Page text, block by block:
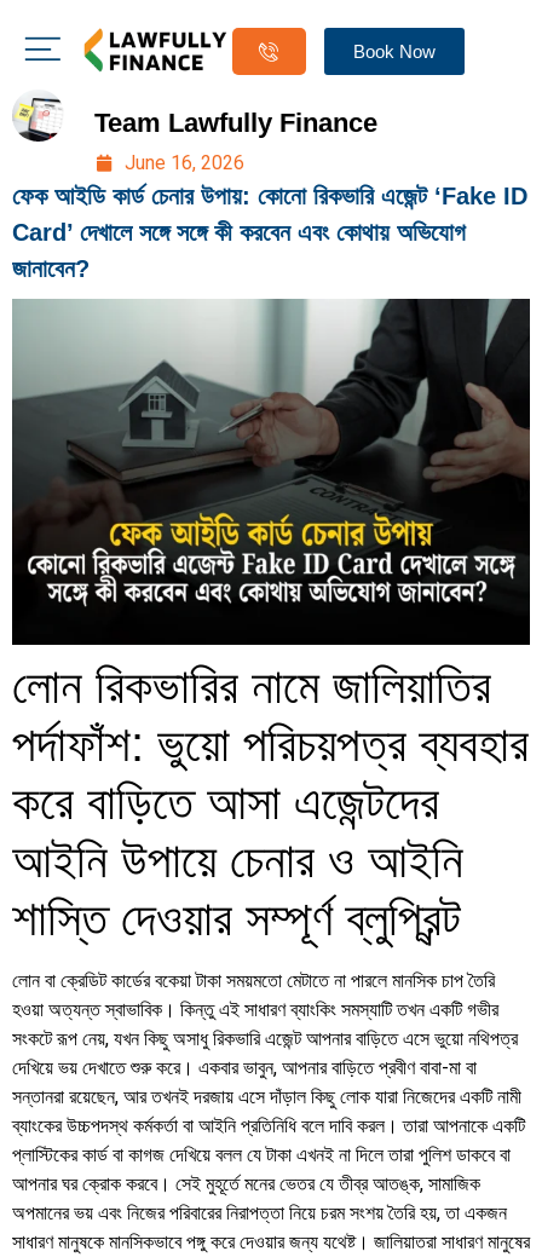
Book Now
Team Lawfully Finance
June 16, 2026
ফেক আইডি কার্ড চেনার উপায়: কোনো রিকভারি এজেন্ট ‘Fake ID
Card’ দেখালে সঙ্গে সঙ্গে কী করবেন এবং কোথায় অভিযোগ
জানাবেন?
লোন রিকভারির নামে জালিয়াতির
পর্দাফাঁশ: ভুয়ো পরিচয়পত্র ব্যবহার
করে বাড়িতে আসা এজেন্টদের
আইনি উপায়ে চেনার ও আইনি
শাস্তি দেওয়ার সম্পূর্ণ ব্লুপ্রিন্ট
লোন বা ক্রেডিট কার্ডের বকেয়া টাকা সময়মতো মেটাতে না পারলে মানসিক চাপ তৈরি
হওয়া অত্যন্ত স্বাভাবিক। কিন্তু এই সাধারণ ব্যাংকিং সমস্যাটি তখন একটি গভীর
সংকটে রূপ নেয়, যখন কিছু অসাধু রিকভারি এজেন্ট আপনার বাড়িতে এসে ভুয়ো নথিপত্র
দেখিয়ে ভয় দেখাতে শুরু করে। একবার ভাবুন, আপনার বাড়িতে প্রবীণ বাবা-মা বা
সন্তানরা রয়েছেন, আর তখনই দরজায় এসে দাঁড়াল কিছু লোক যারা নিজেদের একটি নামী
ব্যাংকের উচ্চপদস্থ কর্মকর্তা বা আইনি প্রতিনিধি বলে দাবি করল। তারা আপনাকে একটি
প্লাস্টিকের কার্ড বা কাগজ দেখিয়ে বলল যে টাকা এখনই না দিলে তারা পুলিশ ডাকবে বা
আপনার ঘর ক্রোক করবে। সেই মুহূর্তে মনের ভেতর যে তীব্র আতঙ্ক, সামাজিক
অপমানের ভয় এবং নিজের পরিবারের নিরাপত্তা নিয়ে চরম সংশয় তৈরি হয়, তা একজন
সাধারণ মানুষকে মানসিকভাবে পঙ্গু করে দেওয়ার জন্য যথেষ্ট। জালিয়াতরা সাধারণ মানুষের